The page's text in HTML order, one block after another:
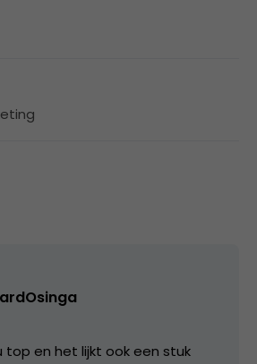
top en het lijkt ook een stuk